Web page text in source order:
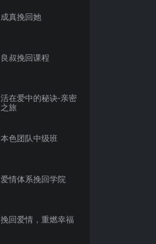
成真挽回她
良叔挽回课程
活在爱中的秘诀-亲密
之旅
本色团队中级班
爱情体系挽回学院
挽回爱情，重燃幸福